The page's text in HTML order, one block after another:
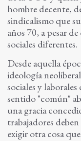
hombre decente,
sindicalismo que
años 70, a pesar
sociales diferentes.
Desde aquella
ideología
sociales y
sentido "común"
una gracia
trabajadores
exigir otra cosa